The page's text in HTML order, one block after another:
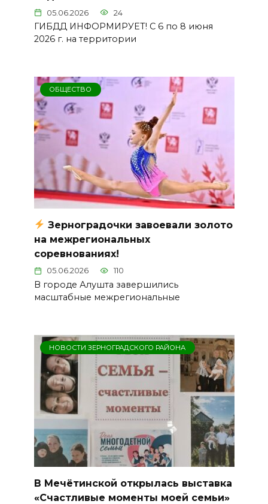
05.06.2026 24
ГИБДД ИНФОРМИРУЕТ! С 6 по 8 июня
2026 г. на территории
ОБЩЕСТВО
Зерноградочки завоевали золото
на межрегиональных
соревнованиях!
05.06.2026 110
В городе Алушта завершились
масштабные межрегиональные
НОВОСТИ ЗЕРНОГРАДСКОГО РАЙОНА
В Мечётинской открылась выставка
«Счастливые моменты моей семьи»